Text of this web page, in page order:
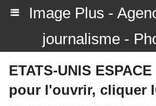
Image Plus -
journalisme -
ETATS-UNIS
pour l'ouvrir, cliquer